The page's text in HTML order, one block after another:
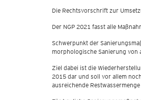
Die Rechtsvorschrift zur
Der NGP 2021 fasst alle
Schwerpunkt der
morphologische Sanierung von
Ziel dabei ist die
2015 dar und soll vor allem
ausreichende